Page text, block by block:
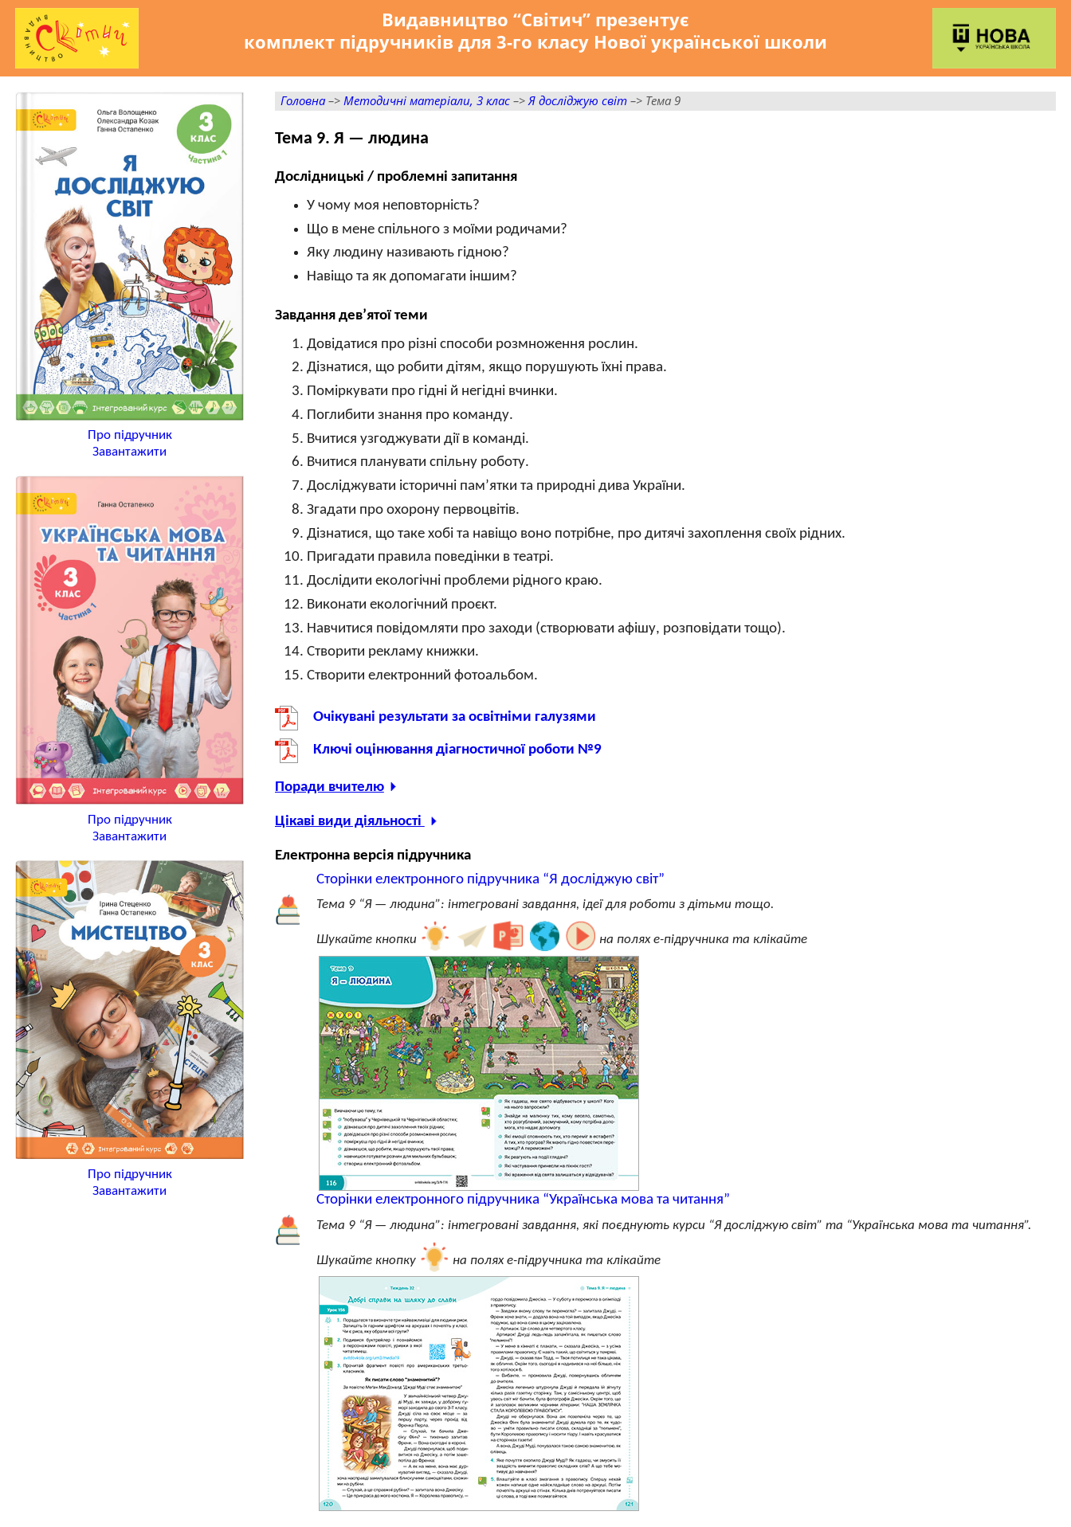
Видавництво “Світич” презентує
комплект підручників для 3-го класу Нової української школи
Про підручник
Завантажити
Про підручник
Завантажити
Про підручник
Завантажити
Головна–>Методичні матеріали, 3 клас–>Я досліджую світ–> Тема 9
Тема 9. Я — людина
Дослідницькі / проблемні запитання
У чому моя неповторність?
Що в мене спільного з моїми родичами?
Яку людину називають гідною?
Навіщо та як допомагати іншим?
Завдання дев’ятої теми
Довідатися про різні способи розмноження рослин.
Дізнатися, що робити дітям, якщо порушують їхні права.
Поміркувати про гідні й негідні вчинки.
Поглибити знання про команду.
Вчитися узгоджувати дії в команді.
Вчитися планувати спільну роботу.
Досліджувати історичні пам’ятки та природні дива України.
Згадати про охорону первоцвітів.
Дізнатися, що таке хобі та навіщо воно потрібне, про дитячі захоплення своїх рідних.
Пригадати правила поведінки в театрі.
Дослідити екологічні проблеми рідного краю.
Виконати екологічний проєкт.
Навчитися повідомляти про заходи (створювати афішу, розповідати тощо).
Створити рекламу книжки.
Створити електронний фотоальбом.
Очікувані результати за освітніми галузями
Ключі оцінювання діагностичної роботи №9
Поради вчителю
Цікаві види діяльності
Електронна версія підручника
Сторінки електронного підручника “Я досліджую світ”
Тема 9 “Я — людина”: інтегровані завдання, ідеї для роботи з дітьми тощо.
Шукайте кнопки на полях е-підручника та клікайте
Сторінки електронного підручника “Українська мова та читання”
Тема 9 “Я — людина”: інтегровані завдання, які поєднують курси “Я досліджую світ” та “Українська мова та читання”.
Шукайте кнопку на полях е-підручника та клікайте